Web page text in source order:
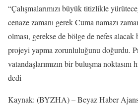
“Çalışmalarımızı büyük titizlikle
cenaze zamanı gerek Cuma namazı
olması, gerekse de bölge de nefes alacak
projeyi yapma zorunluluğunu doğurdu.
vatandaşlarımızın bir buluşma noktasını
dedi
Kaynak: (BYZHA) – Beyaz Haber